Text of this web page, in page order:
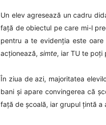
Un elev agresează un cadru
față de obiectul pe care mi-l
pentru a te evidenția este
acționează, simte, iar TU te poți
În ziua de azi, majoritatea
bani și apare convingerea că
față de școală, iar grupul țintă